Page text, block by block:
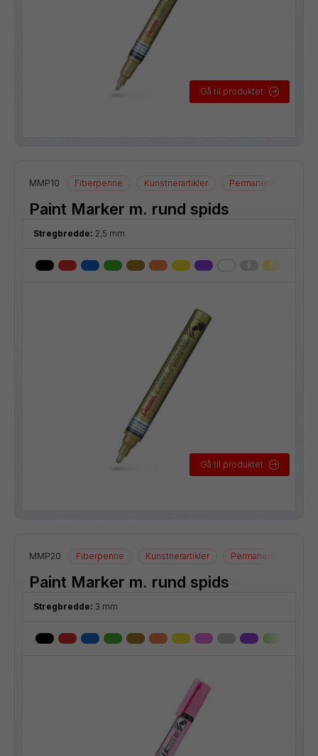
Gå til produktet
MMP10 Fiberpenne Kunstnerartikler Permanente markere
Paint Marker m. rund spids
Stregbredde: 2,5 mm
Gå til produktet
MMP20 Fiberpenne Kunstnerartikler Permanente markere
Paint Marker m. rund spids
Stregbredde: 3 mm